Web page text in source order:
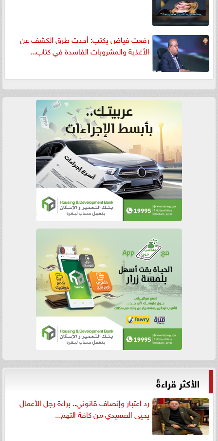
رفعت فياض يكتب: أحدث طرق الكشف عن
الأغذية والمشروبات الفاسدة في كتاب...
الأكثر قراءةً
رد اعتبار وإنصاف قانوني.. براءة رجل الأعمال
يحيى الصعيدي من كافة التهم...